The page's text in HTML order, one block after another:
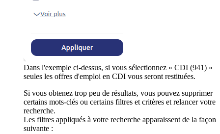
Dans l'exemple ci-dessus, si vous sélectionnez « CDI (941) »
seules les offres d'emploi en CDI vous seront restituées.
Si vous obtenez trop peu de résultats, vous pouvez supprimer
certains mots-clés ou certains filtres et critères et relancer votre
recherche.
Les filtres appliqués à votre recherche apparaissent de la façon
suivante :